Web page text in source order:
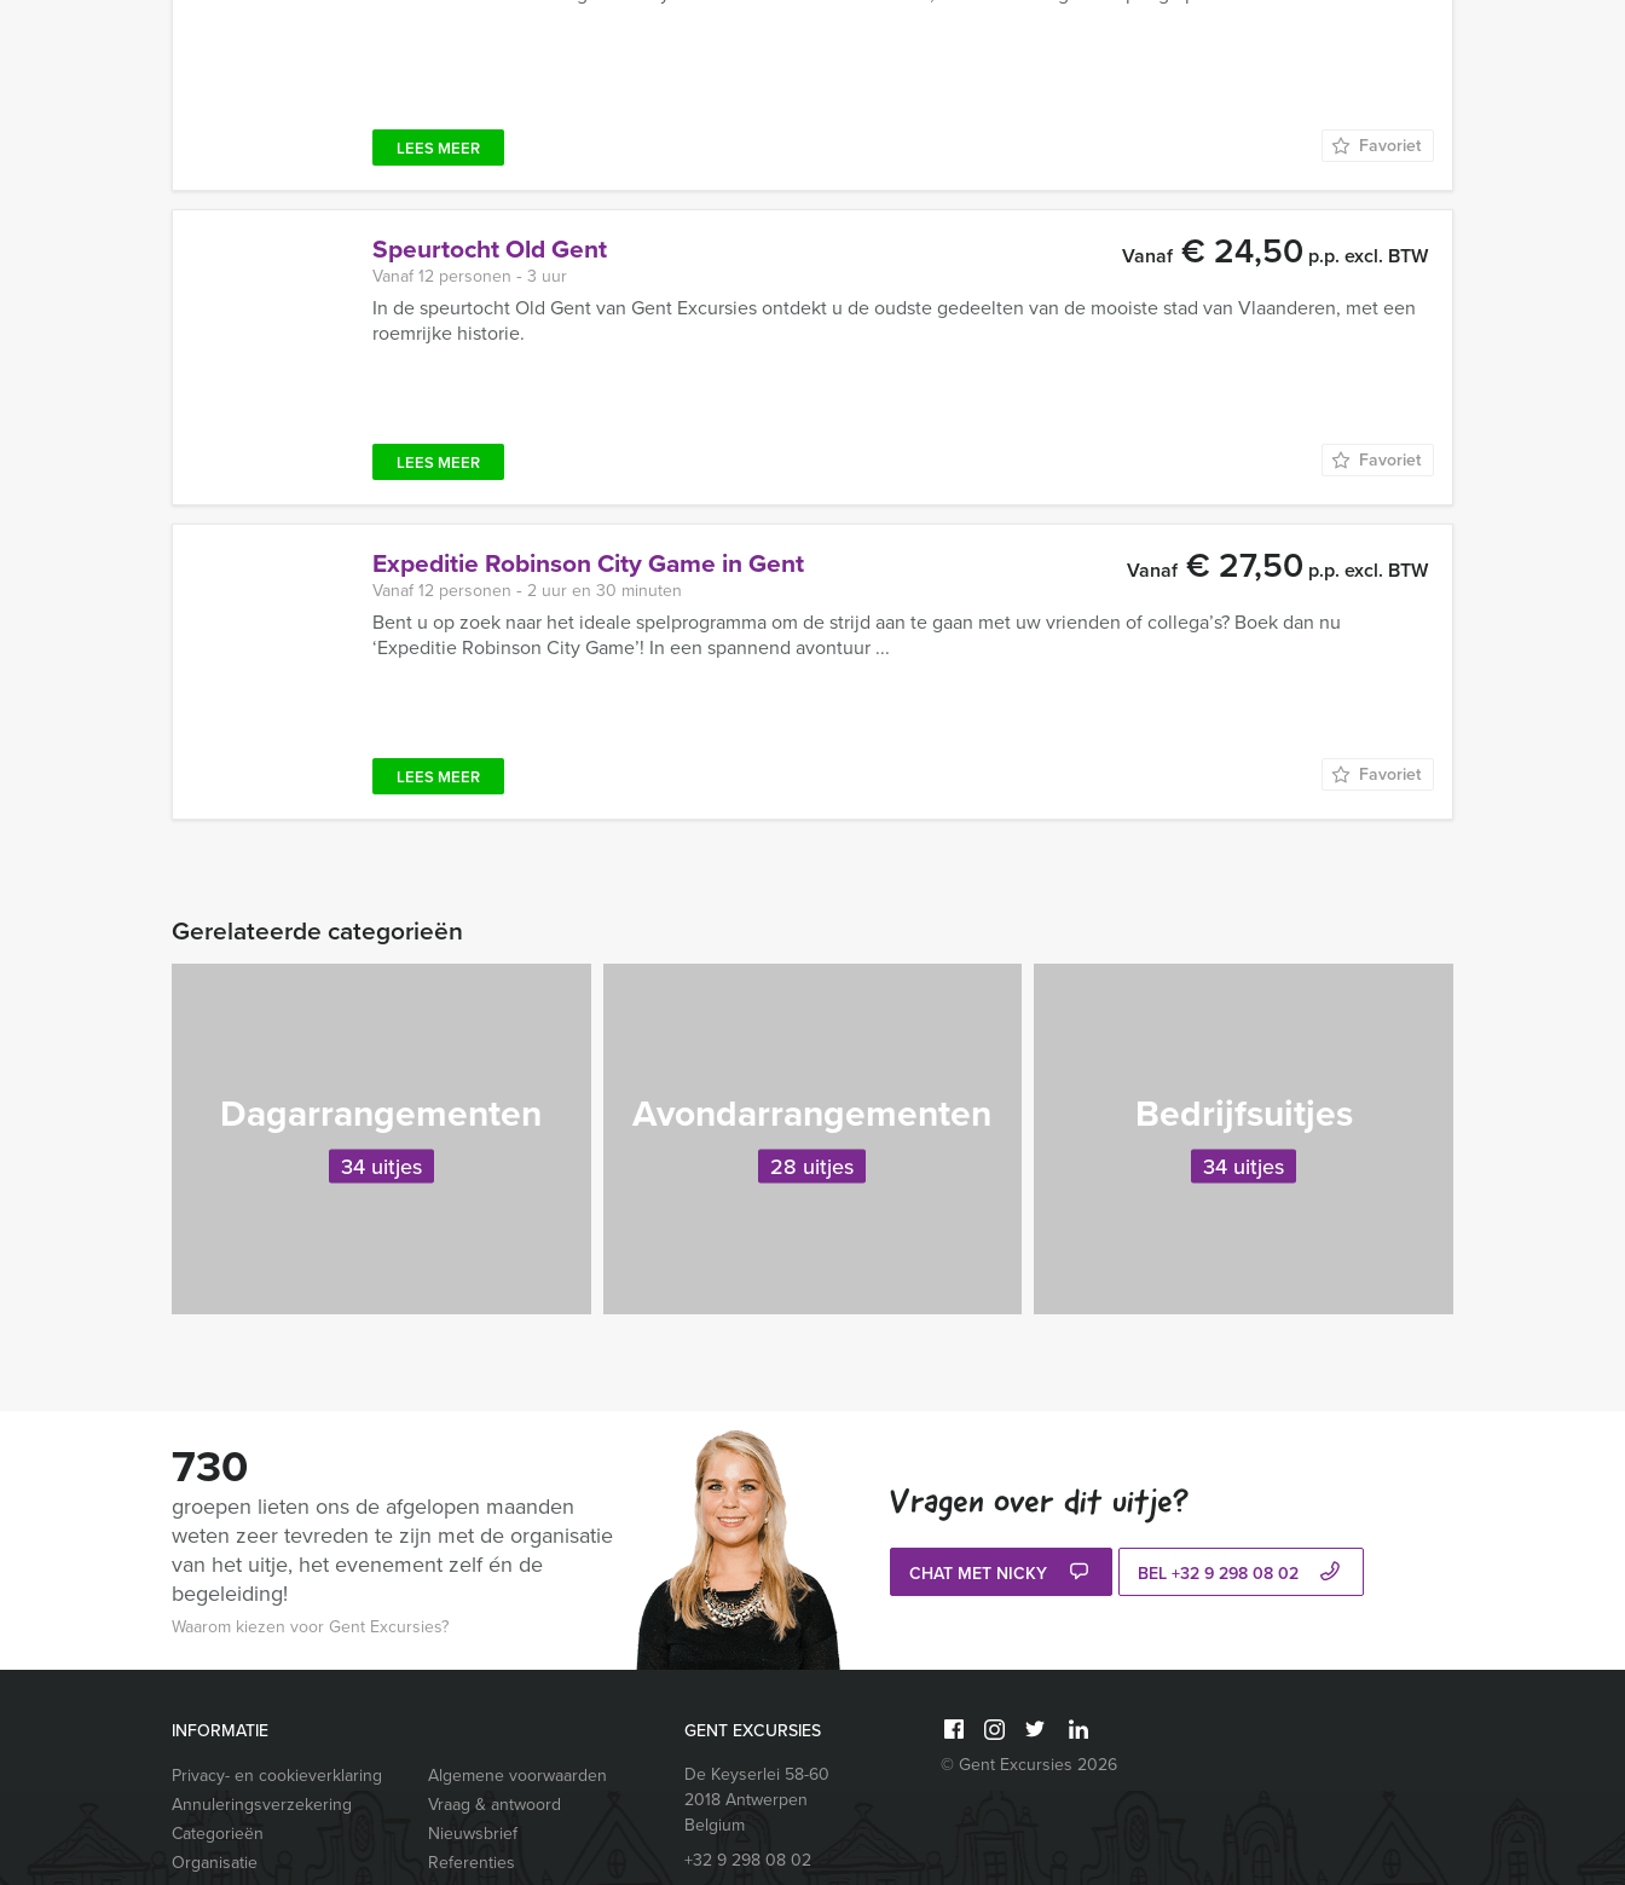
LEES MEER Favoriet
Speurtocht Old Gent Vanaf€ 24,50 p.p. excl. BTW
Vanaf 12 personen ‐ 3 uur
In de speurtocht Old Gent van Gent Excursies ontdekt u de oudste gedeelten van de mooiste stad van Vlaanderen, met een
roemrijke historie.
LEES MEER Favoriet
Expeditie Robinson City Game in Gent Vanaf€ 27,50 p.p. excl. BTW
Vanaf 12 personen ‐ 2 uur en 30 minuten
Bent u op zoek naar het ideale spelprogramma om de strijd aan te gaan met uw vrienden of collega’s? Boek dan nu
‘Expeditie Robinson City Game’! In een spannend avontuur ...
LEES MEER Favoriet
Gerelateerde categorieën
Dagarrangementen
34 uitjes
Avondarrangementen
28 uitjes
Bedrijfsuitjes
34 uitjes
730
groepen lieten ons de afgelopen maanden
weten zeer tevreden te zijn met de organisatie
van het uitje, het evenement zelf én de
begeleiding!
Waarom kiezen voor Gent Excursies?
Vragen over dit uitje?
CHAT MET NICKY BEL +32 9 298 08 02
INFORMATIE
Privacy- en cookieverklaring
Algemene voorwaarden
Annuleringsverzekering
Vraag & antwoord
Categorieën
Nieuwsbrief
Organisatie
Referenties
GENT EXCURSIES
De Keyserlei 58-60
2018Antwerpen
Belgium
+32 9 298 08 02
© Gent Excursies 2026